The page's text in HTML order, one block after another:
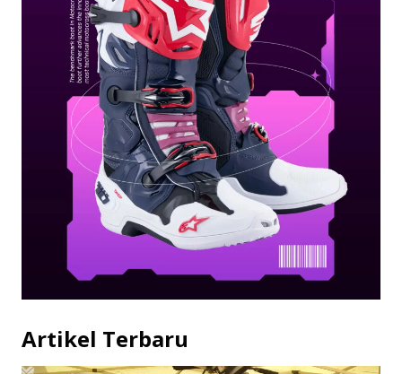
Artikel Terbaru